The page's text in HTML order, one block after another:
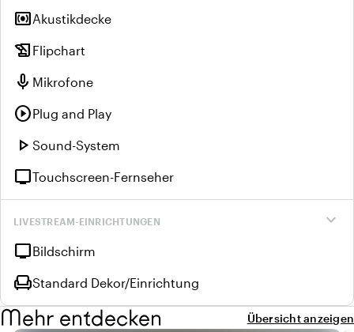
surround_soundAkustikdecke
history_edu Flipchart
mic Mikrofone
play_circlePlug and Play
play_arrow Sound-System
tvTouchscreen-Fernseher
expand_more
LIVESTREAM-EINRICHTUNGEN
tvBildschirm
chairStandard Dekor/Einrichtung
Mehr entdecken Übersicht anzeigen